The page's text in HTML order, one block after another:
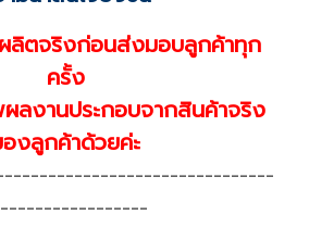
ลิตจริงก่อนส่งมอบลูกค้าทุก
ครั้ง
งานประกอบจากสินค้าจริง
งลูกค้าด้วยค่ะ